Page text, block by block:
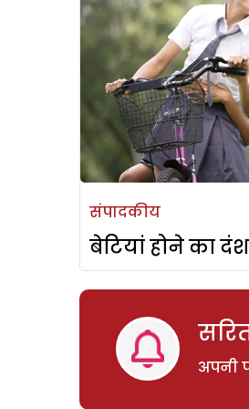
संपादकीय
बेटियां होने का दंश
अपनी